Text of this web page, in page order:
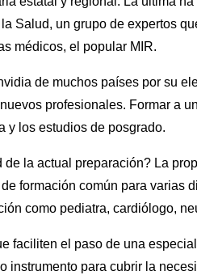
Salud, un grupo de expertos
médicos, el popular MIR.
de muchos países por su
profesionales. Formar a
y los estudios de posgrado.
la actual preparación? La
formación común para varias
como pediatra, cardiólogo,
faciliten el paso de una
instrumento para cubrir la